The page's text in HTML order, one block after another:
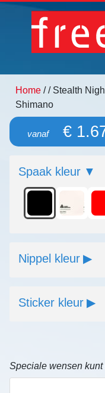
Home // Stealth
Shimano
vanaf€
Spaak kleur
Nippel kleur
Sticker kleur
Speciale wensen